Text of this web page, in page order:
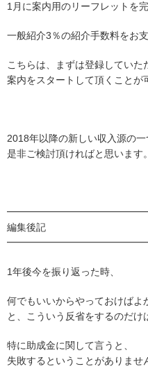
1月に案内用のリーフレットを完
一般紹介3％の紹介手数料をお
こちらは、まずは登録していた
案内をスタートして頂くことが
2018年以降の新しい収入源の一
是非ご検討頂ければと思います。
編集後記
1年後今を振り返った時、
何でもいいからやっておけばよ
と、こういう反省をするのだけ
特に助成金に関して言うと、
失敗するということがありませ